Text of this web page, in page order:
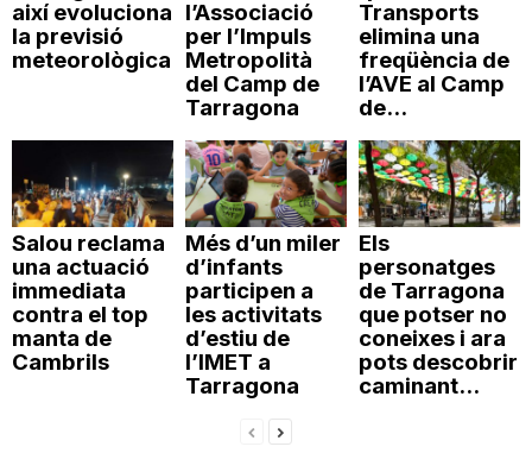
així evoluciona
la previsió
meteorològica
l’Associació
per l’Impuls
Metropolità
del Camp de
Tarragona
Transports
elimina una
freqüència de
l’AVE al Camp
de...
Salou reclama
una actuació
immediata
contra el top
manta de
Cambrils
Més d’un miler
d’infants
participen a
les activitats
d’estiu de
l’IMET a
Tarragona
Els
personatges
de Tarragona
que potser no
coneixes i ara
pots descobrir
caminant...